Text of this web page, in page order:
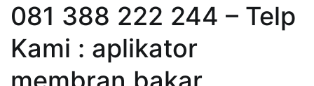
081 388 222 244 – Telp
Kami : aplikator